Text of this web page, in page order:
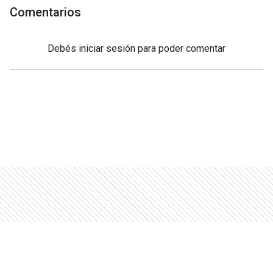
Comentarios
Debés iniciar sesión para poder comentar